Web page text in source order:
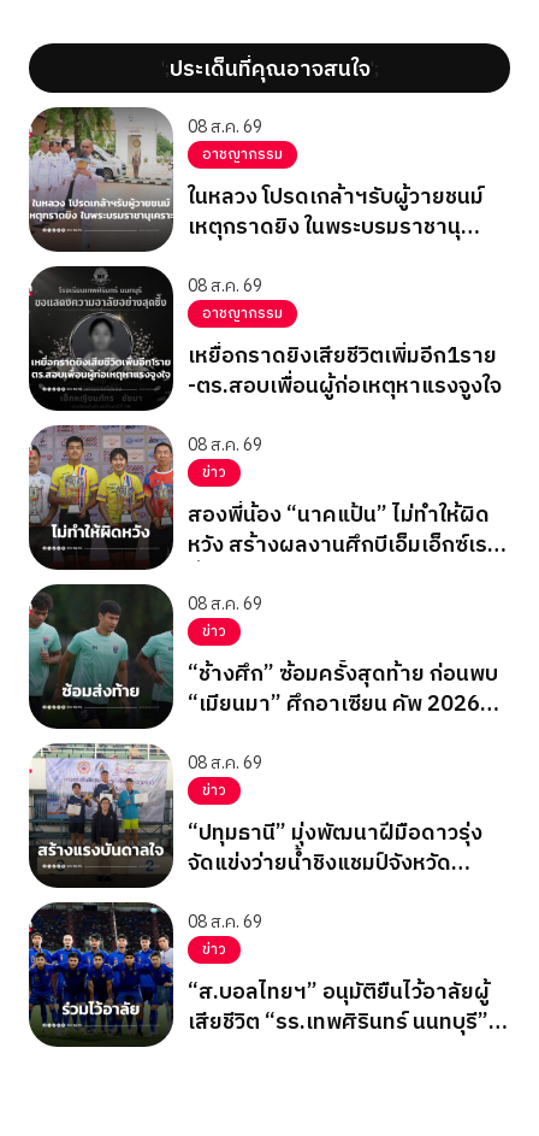
';ประเด็นที่คุณอาจสนใจ';
08 ส.ค. 69
อาชญากรรม
ในหลวง โปรดเกล้าฯรับผู้วายชนม์
เหตุกราดยิง ในพระบรมราชานุ
08 ส.ค. 69
อาชญากรรม
เหยื่อกราดยิงเสียชีวิตเพิ่มอีก1ราย
-ตร.สอบเพื่อนผู้ก่อเหตุหาแรงจูงใจ
08 ส.ค. 69
ข่าว
สองพี่น้อง “นาคแป้น” ไม่ทำให้ผิด
หวัง สร้างผลงานศึกบีเอ็มเอ็กซ์เรซ
08 ส.ค. 69
ข่าว
“ช้างศึก” ซ้อมครั้งสุดท้าย ก่อนพบ
“เมียนมา” ศึกอาเซียน คัพ 2026
08 ส.ค. 69
ข่าว
“ปทุมธานี” มุ่งพัฒนาฝีมือดาวรุ่ง
จัดแข่งว่ายน้ำชิงแชมป์จังหวัด
08 ส.ค. 69
ข่าว
“ส.บอลไทยฯ” อนุมัติยืนไว้อาลัยผู้
เสียชีวิต “รร.เทพศิรินทร์ นนทบุรี”